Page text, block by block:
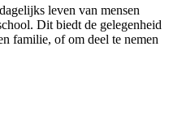
leven van mensen
Dit biedt de gelegenheid
familie, of om deel te nemen